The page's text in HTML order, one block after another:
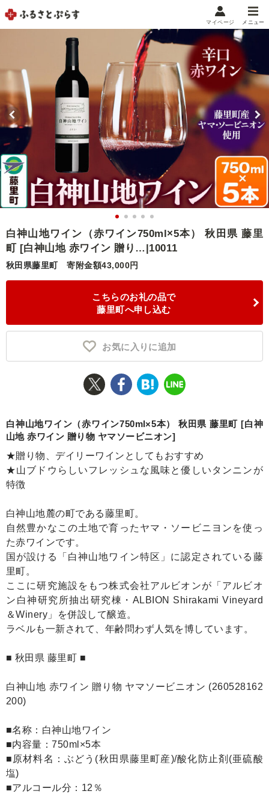
メニュー
お気に入り 閲覧履歴
メニュー
お礼の品から探す
お礼の品をカテゴリや金額で絞り込み
自治体から探す
ランキング
特集・おすすめ
マイページ
白神山地ワイン（赤ワイン750ml×5本） 秋田県 藤里
町 [白神山地 赤ワイン 贈り…|10011
秋田県藤里町 寄附金額43,000円
こちらのお礼の品で
藤里町へ申し込む
お気に入りに追加
白神山地ワイン（赤ワイン750ml×5本） 秋田県 藤里町 [白神
山地 赤ワイン 贈り物 ヤマソービニオン]
★贈り物、デイリーワインとしてもおすすめ
★山ブドウらしいフレッシュな風味と優しいタンニンが
特徴
白神山地麓の町である藤里町。
自然豊かなこの土地で育ったヤマ・ソービニヨンを使っ
た赤ワインです。
国が設ける「白神山地ワイン特区」に認定されている藤
里町。
ここに研究施設をもつ株式会社アルビオンが「アルビオ
ン白神研究所抽出研究棟・ALBION Shirakami Vineyard
＆Winery」を併設して醸造。
ラベルも一新されて、年齢問わず人気を博しています。
■ 秋田県 藤里町 ■
白神山地 赤ワイン 贈り物 ヤマソービニオン (260528162
200)
■名称：白神山地ワイン
■内容量：750ml×5本
■原材料名：ぶどう(秋田県藤里町産)/酸化防止剤(亜硫酸
塩)
■アルコール分：12％